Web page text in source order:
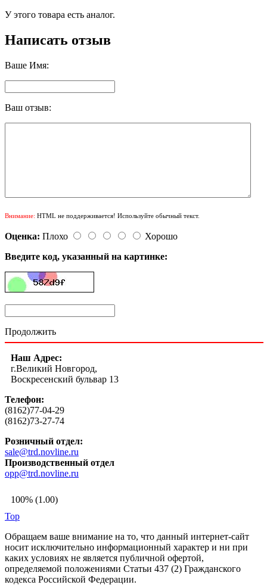
У этого товара есть аналог.
Написать отзыв
Ваше Имя:
Ваш отзыв:
Внимание: HTML не поддерживается! Используйте обычный текст.
Оценка: Плохо
Хорошо
Введите код, указанный на картинке:
Продолжить
Наш Адрес:
г.Великий Новгород,
Воскресенский бульвар 13
Телефон:
(8162)77-04-29
(8162)73-27-74
Розничный отдел:
sale@trd.novline.ru
Производственный отдел
opp@trd.novline.ru
100% (1.00)
Top
Обращаем ваше внимание на то, что данный интернет-сайт
носит исключительно информационный характер и ни при
каких условиях не является публичной офертой,
определяемой положениями Статьи 437 (2) Гражданского
кодекса Российской Федерации.